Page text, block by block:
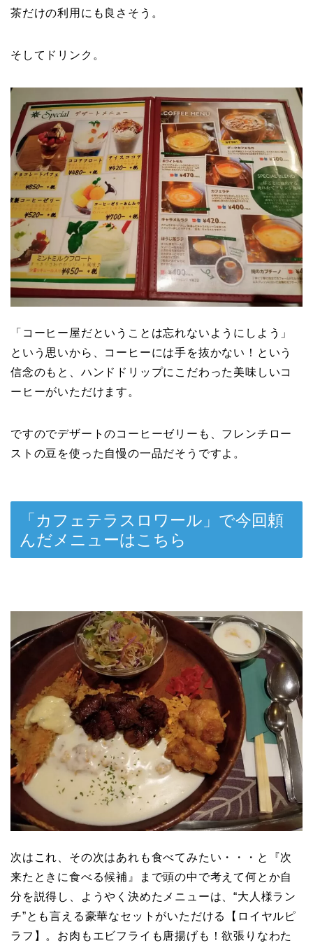
茶だけの利用にも良さそう。
そしてドリンク。
「コーヒー屋だということは忘れないようにしよう」
という思いから、コーヒーには手を抜かない！という
信念のもと、ハンドドリップにこだわった美味しいコ
ーヒーがいただけます。
ですのでデザートのコーヒーゼリーも、フレンチロー
ストの豆を使った自慢の一品だそうですよ。
「カフェテラスロワール」で今回頼
んだメニューはこちら
次はこれ、その次はあれも食べてみたい・・・と『次
来たときに食べる候補』まで頭の中で考えて何とか自
分を説得し、ようやく決めたメニューは、“大人様ラン
チ”とも言える豪華なセットがいただける【ロイヤルピ
ラフ】。お肉もエビフライも唐揚げも！欲張りなわた